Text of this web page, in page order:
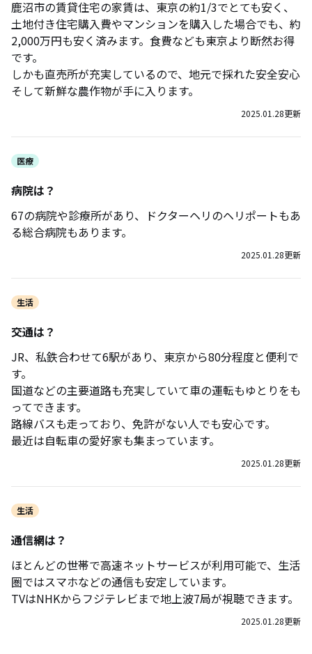
鹿沼市の賃貸住宅の家賃は、東京の約1/3でとても安く、
土地付き住宅購入費やマンションを購入した場合でも、約
2,000万円も安く済みます。食費なども東京より断然お得
です。
しかも直売所が充実しているので、地元で採れた安全安心
そして新鮮な農作物が手に入ります。
2025.01.28更新
医療
病院は？
67の病院や診療所があり、ドクターヘリのヘリポートもあ
る総合病院もあります。
2025.01.28更新
生活
交通は？
JR、私鉄合わせて6駅があり、東京から80分程度と便利で
す。
国道などの主要道路も充実していて車の運転もゆとりをも
ってできます。
路線バスも走っており、免許がない人でも安心です。
最近は自転車の愛好家も集まっています。
2025.01.28更新
生活
通信網は？
ほとんどの世帯で高速ネットサービスが利用可能で、生活
圏ではスマホなどの通信も安定しています。
TVはNHKからフジテレビまで地上波7局が視聴できます。
2025.01.28更新